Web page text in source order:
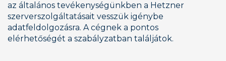
az általános tevékenységünkben a Hetzner
szerverszolgáltatásait vesszük igénybe
adatfeldolgozásra. A cégnek a pontos
elérhetőségét a szabályzatban találjátok.